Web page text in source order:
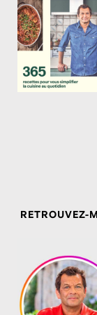
RETROUVEZ-